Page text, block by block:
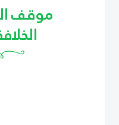
موقف